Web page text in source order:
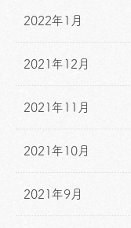
2022年1月
2021年12月
2021年11月
2021年10月
2021年9月